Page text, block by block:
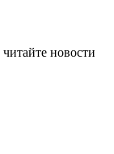
новости